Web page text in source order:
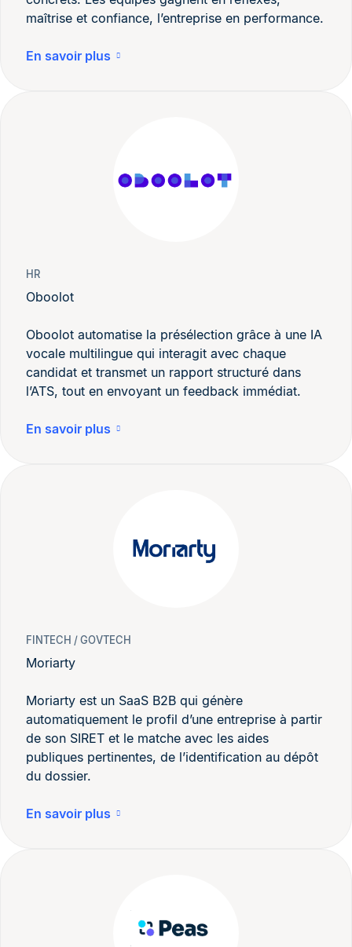
maîtrise et confiance, l’entreprise en performance.
En savoir plus
HR
Oboolot
Oboolot automatise la présélection grâce à une IA
vocale multilingue qui interagit avec chaque
candidat et transmet un rapport structuré dans
l’ATS, tout en envoyant un feedback immédiat.
En savoir plus
FINTECH / GOVTECH
Moriarty
Moriarty est un SaaS B2B qui génère
automatiquement le profil d’une entreprise à partir
de son SIRET et le matche avec les aides
publiques pertinentes, de l’identification au dépôt
du dossier.
En savoir plus